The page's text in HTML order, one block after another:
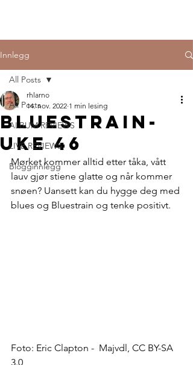
Innlegg
All Posts
ALBUM REVIEWS
LIVE REVIEWS
Blogginnlegg
All Posts
Bluestrain-
uke 46
rhlarno
14. nov. 2022 1 min lesing
Mørket kommer alltid etter tåka, vått
lauv gjør stiene glatte og når kommer
snøen? Uansett kan du hygge deg med
blues og Bluestrain og tenke positivt.
Foto: Eric Clapton -  Majvdl, CC BY-SA
3.0